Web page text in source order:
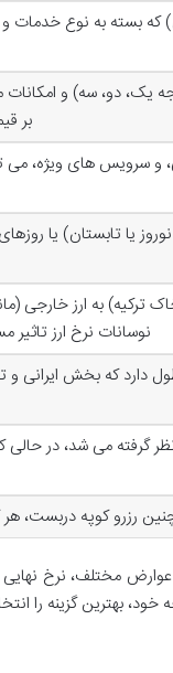
که بسته به نوع
یک، دو، سه) و
بر
و سرویس های ویژه، می
یا تابستان) یا
به ارز خارجی
نوسانات نرخ ارز
به وان، حدود ۳۳۴ کیلومتر طول
گرفته می شد، در
رزرو کوپه دربست، هر
مختلف، نرخ
بهترین گزینه را